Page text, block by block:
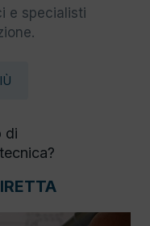
e specialisti
di